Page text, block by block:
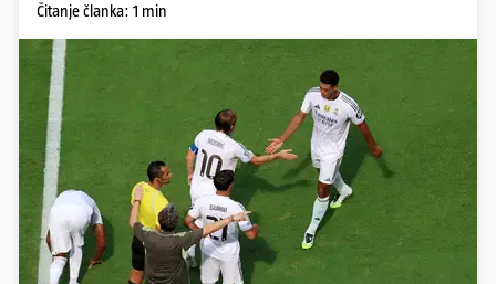
Čitanje članka: 1 min